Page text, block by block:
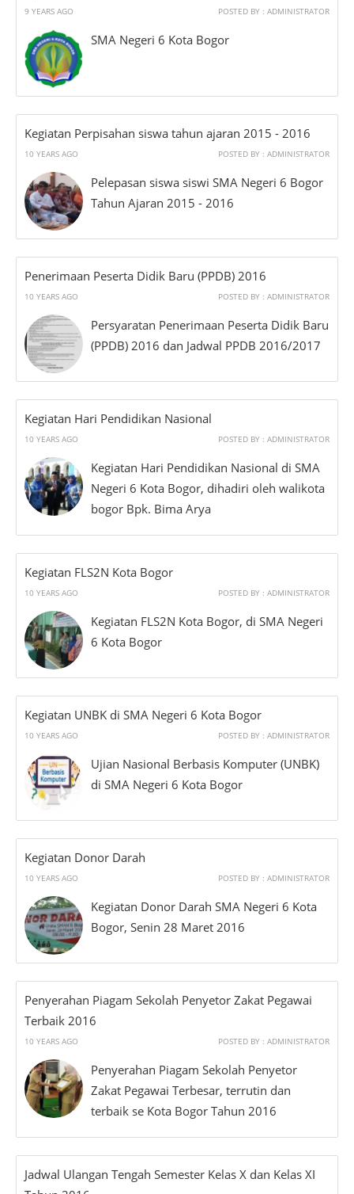
9 YEARS AGO POSTED BY : ADMINISTRATOR
SMA Negeri 6 Kota Bogor
Kegiatan Perpisahan siswa tahun ajaran 2015 - 2016
10 YEARS AGO POSTED BY : ADMINISTRATOR
Pelepasan siswa siswi SMA Negeri 6 Bogor
Tahun Ajaran 2015 - 2016
Penerimaan Peserta Didik Baru (PPDB) 2016
10 YEARS AGO POSTED BY : ADMINISTRATOR
Persyaratan Penerimaan Peserta Didik Baru
(PPDB) 2016 dan Jadwal PPDB 2016/2017
Kegiatan Hari Pendidikan Nasional
10 YEARS AGO POSTED BY : ADMINISTRATOR
Kegiatan Hari Pendidikan Nasional di SMA
Negeri 6 Kota Bogor, dihadiri oleh walikota
bogor Bpk. Bima Arya
Kegiatan FLS2N Kota Bogor
10 YEARS AGO POSTED BY : ADMINISTRATOR
Kegiatan FLS2N Kota Bogor, di SMA Negeri
6 Kota Bogor
Kegiatan UNBK di SMA Negeri 6 Kota Bogor
10 YEARS AGO POSTED BY : ADMINISTRATOR
Ujian Nasional Berbasis Komputer (UNBK)
di SMA Negeri 6 Kota Bogor
Kegiatan Donor Darah
10 YEARS AGO POSTED BY : ADMINISTRATOR
Kegiatan Donor Darah SMA Negeri 6 Kota
Bogor, Senin 28 Maret 2016
Penyerahan Piagam Sekolah Penyetor Zakat Pegawai
Terbaik 2016
10 YEARS AGO POSTED BY : ADMINISTRATOR
Penyerahan Piagam Sekolah Penyetor
Zakat Pegawai Terbesar, terrutin dan
terbaik se Kota Bogor Tahun 2016
Jadwal Ulangan Tengah Semester Kelas X dan Kelas XI